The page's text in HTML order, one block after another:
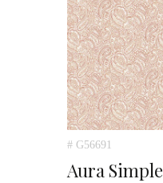
# G56691
Aura Simple